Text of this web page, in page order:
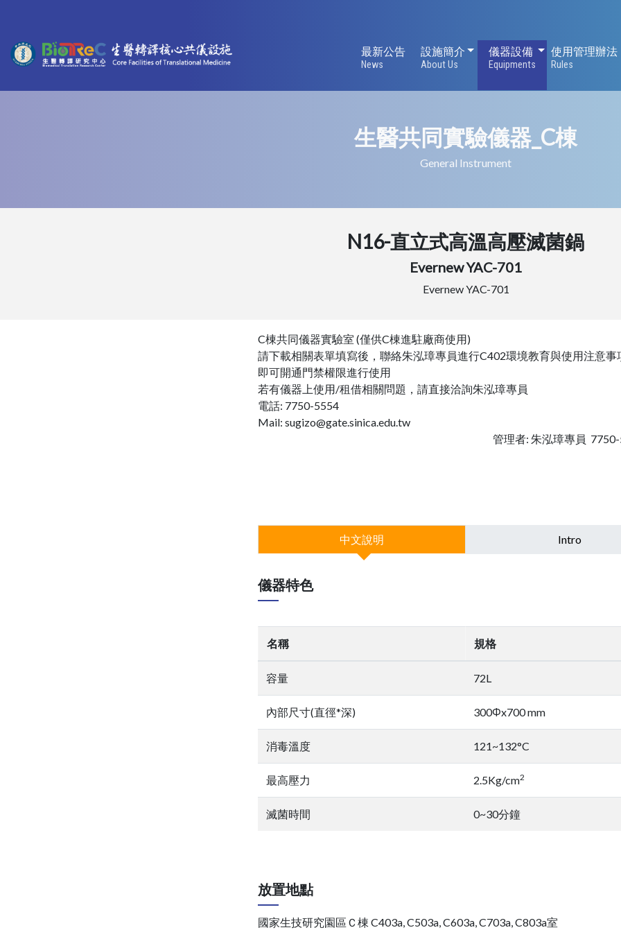
最新公告
News
設施簡介
About Us
設施簡介儀器設備
Equipments
儀器設備
使用管理辦法
Rules
生醫共同實驗儀器_C棟
General Instrument
N16-直立式高溫高壓滅菌鍋
Evernew YAC-701
Evernew YAC-701
C棟共同儀器實驗室 (僅供C棟進駐廠商使用)
請下載相關表單填寫後，聯絡朱泓璋專員進行C402環境教育與使用注意事
即可開通門禁權限進行使用
若有儀器上使用/租借相關問題，請直接洽詢朱泓璋專員
電話: 7750-5554
Mail: sugizo@gate.sinica.edu.tw
管理者: 朱泓璋專員 7750-
中文說明 Intro
儀器特色
名稱 規格
容量 72L
內部尺寸(直徑*深) 300Φx700 mm
消毒溫度 121~132°C
最高壓力 2.5Kg/cm2
滅菌時間 0~30分鐘
放置地點
國家生技研究園區Ｃ棟 C403a, C503a, C603a, C703a, C803a室